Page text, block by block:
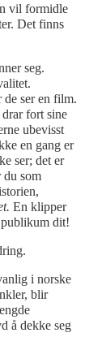
vil formidle
Det finns
seg.
ser en film.
fort sine
ubevisst
en gang er
ser; det er
du som
En klipper
dit!
i norske
blir
å dekke seg